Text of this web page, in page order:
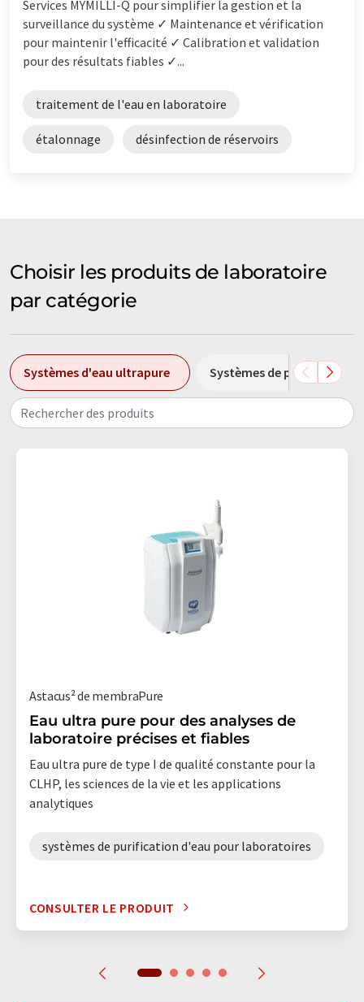
Services MYMILLI-Q pour simplifier la gestion et la
surveillance du système ✓ Maintenance et vérification
pour maintenir l'efficacité ✓ Calibration et validation
pour des résultats fiables ✓...
traitement de l'eau en laboratoire
étalonnage désinfection de réservoirs
Choisir les produits de laboratoire
par catégorie
Systèmes d'eau ultrapure Systèmes de purification
Rechercher des produits
Astacus² de membraPure
Eau ultra pure pour des analyses de
laboratoire précises et fiables
Eau ultra pure de type I de qualité constante pour la
CLHP, les sciences de la vie et les applications
analytiques
systèmes de purification d'eau pour laboratoires
CONSULTER LE PRODUIT